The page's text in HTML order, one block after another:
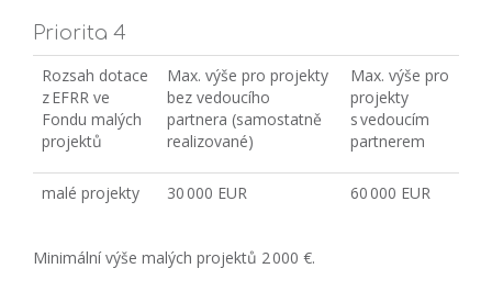
Priorita 4
Rozsah dotace
z EFRR ve
Fondu malých
projektů
Max. výše pro projekty
bez vedoucího
partnera (samostatně
realizované)
Max. výše pro
projekty
s vedoucím
partnerem
malé projekty 30 000 EUR 60 000 EUR
Minimální výše malých projektů 2 000 €.